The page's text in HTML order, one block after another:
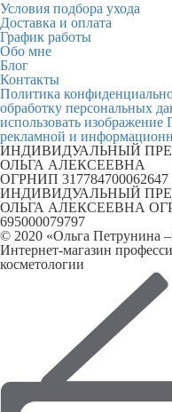
Условия подбора ухода
Доставка и оплата
График работы
Обо мне
Блог
Контакты
Политика
обработку персональных
использовать изображение
рекламной и
ИНДИВИДУАЛЬНЫЙ
ОЛЬГА АЛЕКСЕЕВНА
ОГРНИП
ИНДИВИДУАЛЬНЫЙ
ОЛЬГА АЛЕКСЕЕВНА
695000079797
© 2020 «Ольга Петрунина
Интернет-магазин
косметологии